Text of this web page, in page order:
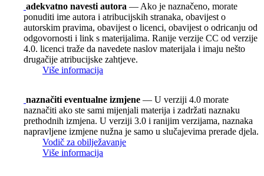
adekvatno navesti autora — Ako je naznačeno, morate
ponuditi ime autora i atribucijskih stranaka, obavijest o
autorskim pravima, obavijest o licenci, obavijest o odricanju od
odgovornosti i link s materijalima. Ranije verzije CC od verzije
4.0. licenci traže da navedete naslov materijala i imaju nešto
drugačije atribucijske zahtjeve.
Više informacija
naznačiti eventualne izmjene — U verziji 4.0 morate
naznačiti ako ste sami mijenjali materija i zadržati naznaku
prethodnih izmjena. U verziji 3.0 i ranijim verzijama, naznaka
napravljene izmjene nužna je samo u slučajevima prerade djela.
Vodič za obilježavanje
Više informacija